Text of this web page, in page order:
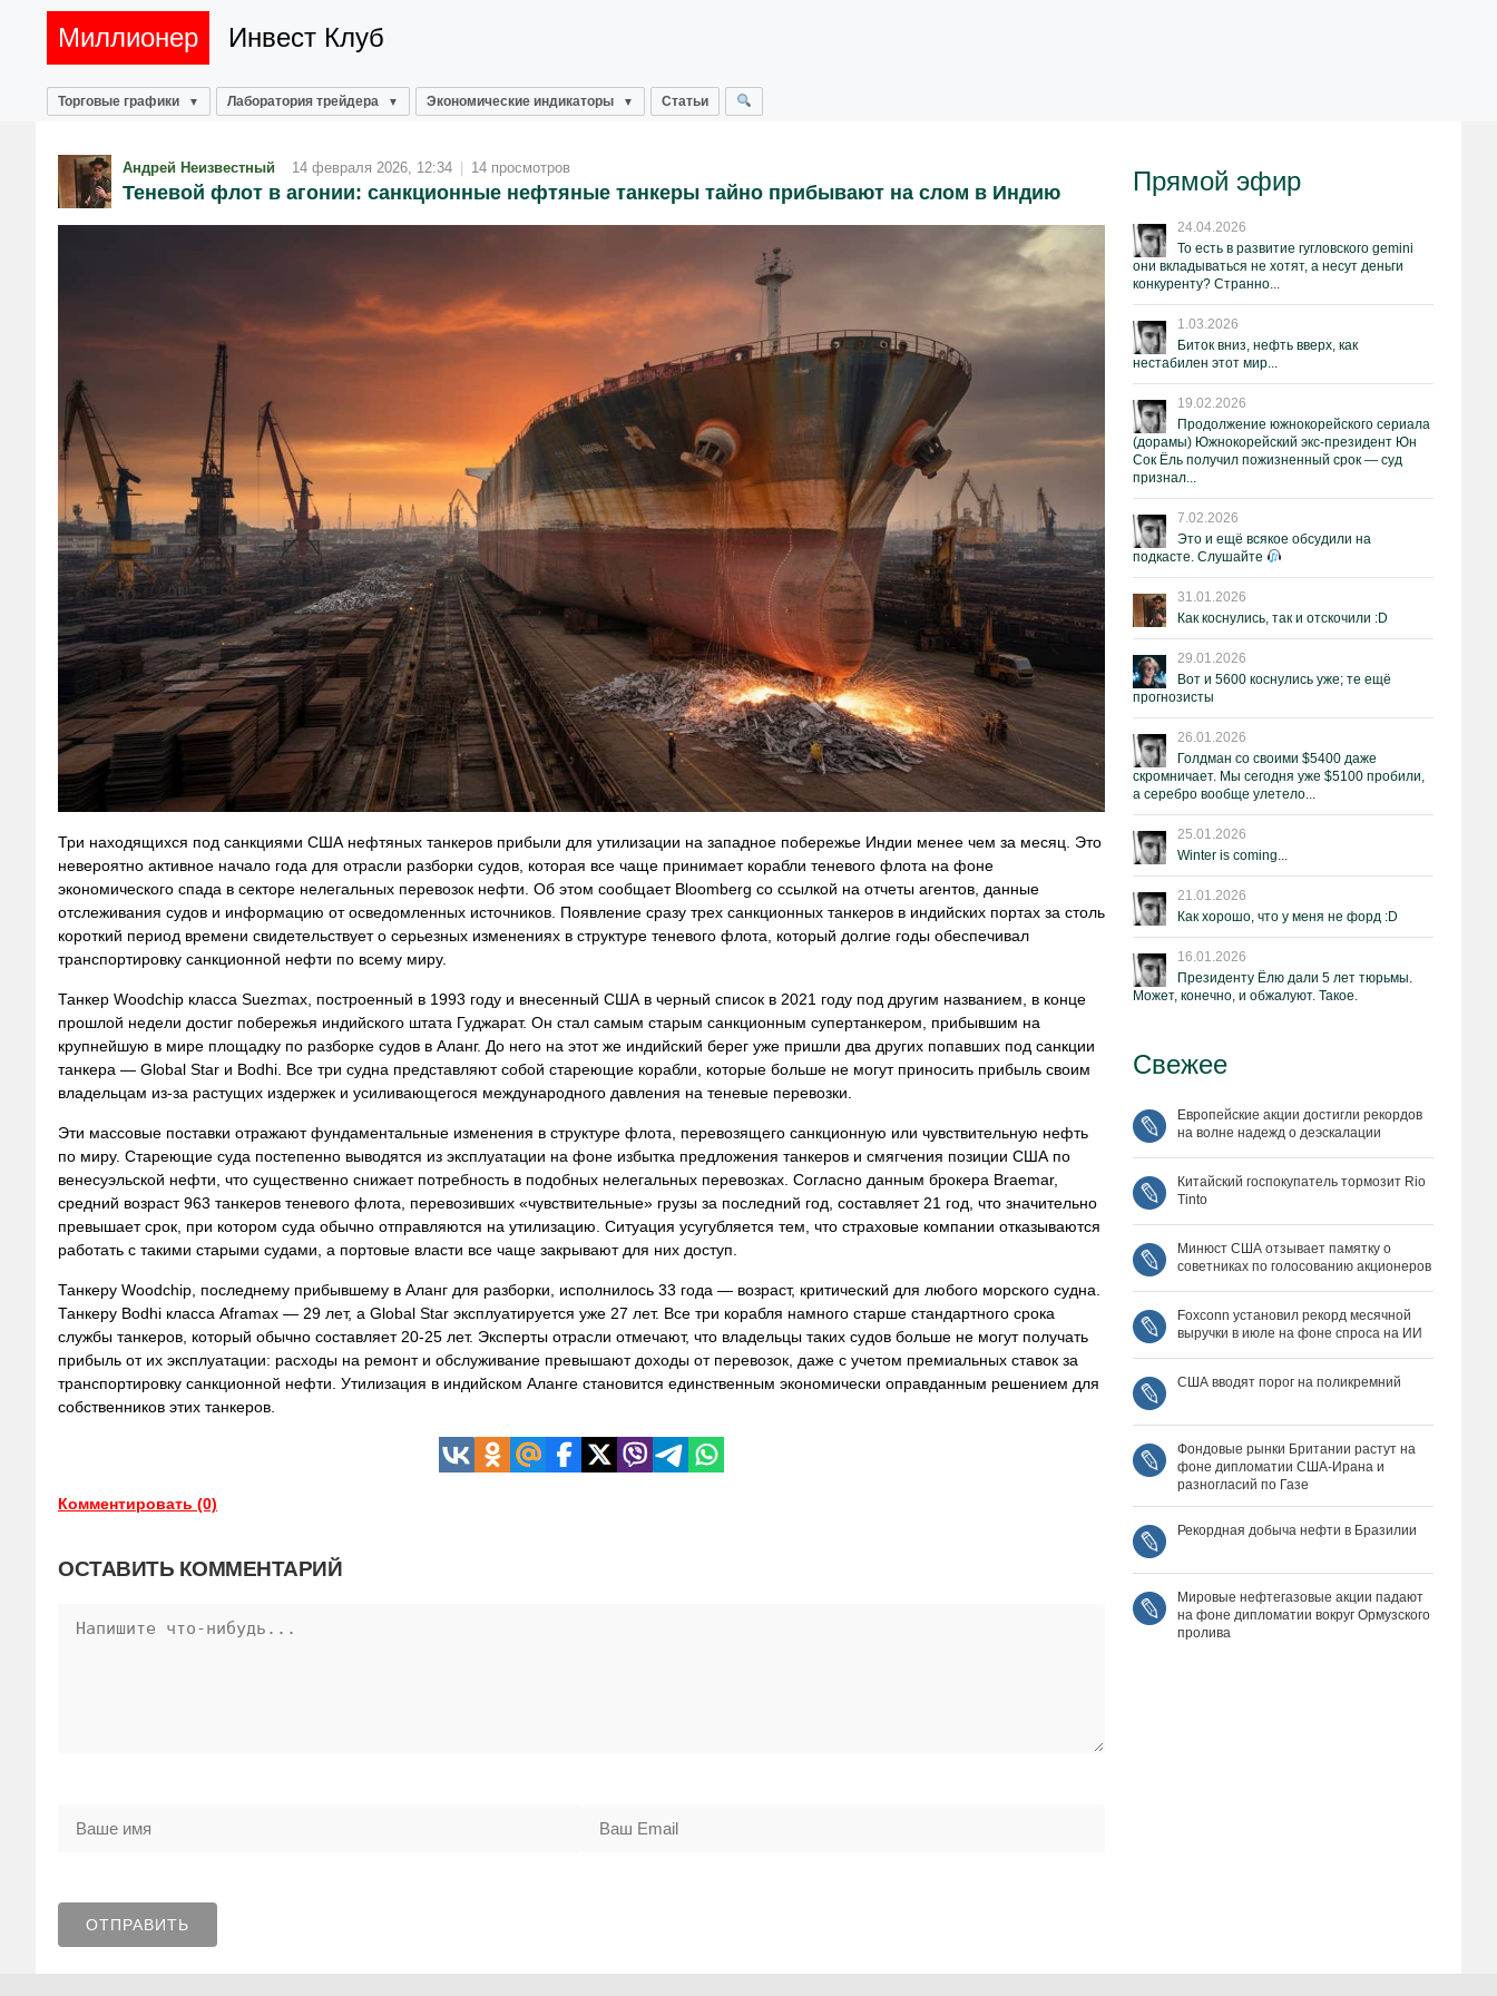
Миллионер Инвест Клуб
Торговые графики Лаборатория трейдера Экономические индикаторы Статьи
Андрей Неизвестный 14 февраля 2026, 12:34 | 14 просмотров
Теневой флот в агонии: санкционные нефтяные танкеры тайно прибывают на слом в Индию
Три находящихся под санкциями США нефтяных танкеров прибыли для утилизации на западное побережье Индии менее чем за месяц. Это
невероятно активное начало года для отрасли разборки судов, которая все чаще принимает корабли теневого флота на фоне
экономического спада в секторе нелегальных перевозок нефти. Об этом сообщает Bloomberg со ссылкой на отчеты агентов, данные
отслеживания судов и информацию от осведомленных источников. Появление сразу трех санкционных танкеров в индийских портах за столь
короткий период времени свидетельствует о серьезных изменениях в структуре теневого флота, который долгие годы обеспечивал
транспортировку санкционной нефти по всему миру.
Танкер Woodchip класса Suezmax, построенный в 1993 году и внесенный США в черный список в 2021 году под другим названием, в конце
прошлой недели достиг побережья индийского штата Гуджарат. Он стал самым старым санкционным супертанкером, прибывшим на
крупнейшую в мире площадку по разборке судов в Аланг. До него на этот же индийский берег уже пришли два других попавших под санкции
танкера — Global Star и Bodhi. Все три судна представляют собой стареющие корабли, которые больше не могут приносить прибыль своим
владельцам из-за растущих издержек и усиливающегося международного давления на теневые перевозки.
Эти массовые поставки отражают фундаментальные изменения в структуре флота, перевозящего санкционную или чувствительную нефть
по миру. Стареющие суда постепенно выводятся из эксплуатации на фоне избытка предложения танкеров и смягчения позиции США по
венесуэльской нефти, что существенно снижает потребность в подобных нелегальных перевозках. Согласно данным брокера Braemar,
средний возраст 963 танкеров теневого флота, перевозивших «чувствительные» грузы за последний год, составляет 21 год, что значительно
превышает срок, при котором суда обычно отправляются на утилизацию. Ситуация усугубляется тем, что страховые компании отказываются
работать с такими старыми судами, а портовые власти все чаще закрывают для них доступ.
Танкеру Woodchip, последнему прибывшему в Аланг для разборки, исполнилось 33 года — возраст, критический для любого морского судна.
Танкеру Bodhi класса Aframax — 29 лет, а Global Star эксплуатируется уже 27 лет. Все три корабля намного старше стандартного срока
службы танкеров, который обычно составляет 20-25 лет. Эксперты отрасли отмечают, что владельцы таких судов больше не могут получать
прибыль от их эксплуатации: расходы на ремонт и обслуживание превышают доходы от перевозок, даже с учетом премиальных ставок за
транспортировку санкционной нефти. Утилизация в индийском Аланге становится единственным экономически оправданным решением для
собственников этих танкеров.
Комментировать (0)
ОСТАВИТЬ КОММЕНТАРИЙ
Прямой эфир
24.04.2026
То есть в развитие гугловского gemini
они вкладываться не хотят, а несут деньги
конкуренту? Странно...
1.03.2026
Биток вниз, нефть вверх, как
нестабилен этот мир...
19.02.2026
Продолжение южнокорейского сериала
(дорамы) Южнокорейский экс-президент Юн
Сок Ёль получил пожизненный срок — суд
признал...
7.02.2026
Это и ещё всякое обсудили на
подкасте. Слушайте
31.01.2026
Как коснулись, так и отскочили :D
29.01.2026
Вот и 5600 коснулись уже; те ещё
прогнозисты
26.01.2026
Голдман со своими $5400 даже
скромничает. Мы сегодня уже $5100 пробили,
а серебро вообще улетело...
25.01.2026
Winter is coming...
21.01.2026
Как хорошо, что у меня не форд :D
16.01.2026
Президенту Ёлю дали 5 лет тюрьмы.
Может, конечно, и обжалуют. Такое.
Свежее
Европейские акции достигли рекордов
на волне надежд о деэскалации
Китайский госпокупатель тормозит Rio
Tinto
Минюст США отзывает памятку о
советниках по голосованию акционеров
Foxconn установил рекорд месячной
выручки в июле на фоне спроса на ИИ
США вводят порог на поликремний
Фондовые рынки Британии растут на
фоне дипломатии США‑Ирана и
разногласий по Газе
Рекордная добыча нефти в Бразилии
Мировые нефтегазовые акции падают
на фоне дипломатии вокруг Ормузского
пролива